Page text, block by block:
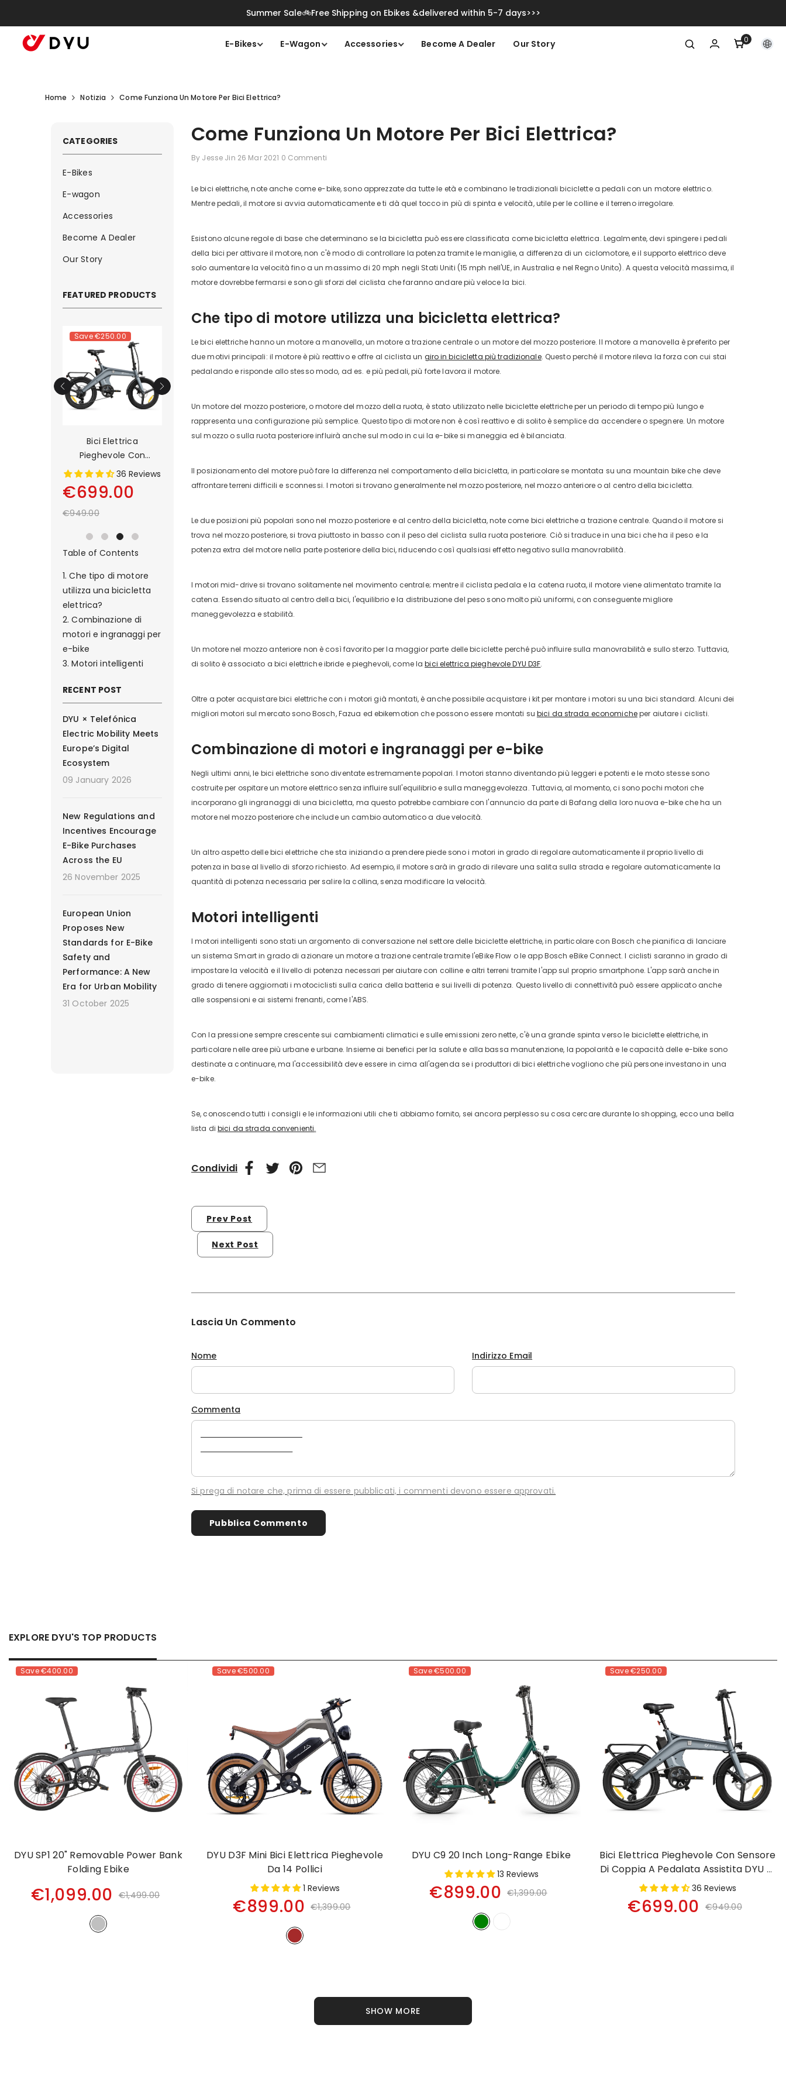
Summer Sale🚲Free Shipping on Ebikes &delivered within 5-7 days>>>
E-Bikes E-Wagon Accessories Become A Dealer Our Story 00
articoli
Home Notizia Come Funziona Un Motore Per Bici Elettrica?
CATEGORIES
E-Bikes
E-wagon
Accessories
Become A Dealer
Our Story
FEATURED PRODUCTS
Save€250.00
Bici Elettrica
Pieghevole Con
Sensore Di Coppia A
Pedalata Assistita DYU
T1 Da 20 Pollici
36 Reviews
€699.00
€949.00
DYU C9 20 Inch Long-
13 Reviews
€899.00
Table of Contents
Che tipo di motore
utilizza una bicicletta
elettrica?
Combinazione di
motori e ingranaggi per
e-bike
Motori intelligenti
RECENT POST
DYU × Telefónica
Electric Mobility Meets
Europe’s Digital
Ecosystem
09 January 2026
New Regulations and
Incentives Encourage
E-Bike Purchases
Across the EU
26 November 2025
European Union
Proposes New
Standards for E-Bike
Safety and
Performance: A New
Era for Urban Mobility
31 October 2025
Come Funziona Un Motore Per Bici Elettrica?
By Jesse Jin 26 Mar 2021 0 Commenti
Le bici elettriche, note anche come e-bike, sono apprezzate da tutte le età e combinano le tradizionali biciclette a pedali con un motore elettrico.
Mentre pedali, il motore si avvia automaticamente e ti dà quel tocco in più di spinta e velocità, utile per le colline e il terreno irregolare.
Esistono alcune regole di base che determinano se la bicicletta può essere classificata come bicicletta elettrica. Legalmente, devi spingere i pedali
della bici per attivare il motore, non c'è modo di controllare la potenza tramite le maniglie, a differenza di un ciclomotore, e il supporto elettrico deve
solo aumentare la velocità fino a un massimo di 20 mph negli Stati Uniti (15 mph nell'UE, in Australia e nel Regno Unito). A questa velocità massima, il
motore dovrebbe fermarsi e sono gli sforzi del ciclista che faranno andare più veloce la bici.
Che tipo di motore utilizza una bicicletta elettrica?
Le bici elettriche hanno un motore a manovella, un motore a trazione centrale o un motore del mozzo posteriore. Il motore a manovella è preferito per
due motivi principali: il motore è più reattivo e offre al ciclista un giro in bicicletta più tradizionale. Questo perché il motore rileva la forza con cui stai
pedalando e risponde allo stesso modo, ad es. e più pedali, più forte lavora il motore.
Un motore del mozzo posteriore, o motore del mozzo della ruota, è stato utilizzato nelle biciclette elettriche per un periodo di tempo più lungo e
rappresenta una configurazione più semplice. Questo tipo di motore non è così reattivo e di solito è semplice da accendere o spegnere. Un motore
sul mozzo o sulla ruota posteriore influirà anche sul modo in cui la e-bike si maneggia ed è bilanciata.
Il posizionamento del motore può fare la differenza nel comportamento della bicicletta, in particolare se montata su una mountain bike che deve
affrontare terreni difficili e sconnessi. I motori si trovano generalmente nel mozzo posteriore, nel mozzo anteriore o al centro della bicicletta.
Le due posizioni più popolari sono nel mozzo posteriore e al centro della bicicletta, note come bici elettriche a trazione centrale. Quando il motore si
trova nel mozzo posteriore, si trova piuttosto in basso con il peso del ciclista sulla ruota posteriore. Ciò si traduce in una bici che ha il peso e la
potenza extra del motore nella parte posteriore della bici, riducendo così qualsiasi effetto negativo sulla manovrabilità.
I motori mid-drive si trovano solitamente nel movimento centrale; mentre il ciclista pedala e la catena ruota, il motore viene alimentato tramite la
catena. Essendo situato al centro della bici, l'equilibrio e la distribuzione del peso sono molto più uniformi, con conseguente migliore
maneggevolezza e stabilità.
Un motore nel mozzo anteriore non è così favorito per la maggior parte delle biciclette perché può influire sulla manovrabilità e sullo sterzo. Tuttavia,
di solito è associato a bici elettriche ibride e pieghevoli, come labici elettrica pieghevole DYU D3F.
Oltre a poter acquistare bici elettriche con i motori già montati, è anche possibile acquistare i kit per montare i motori su una bici standard. Alcuni dei
migliori motori sul mercato sono Bosch, Fazua ed ebikemotion che possono essere montati su bici da strada economicheper aiutare i ciclisti.
Combinazione di motori e ingranaggi per e-bike
Negli ultimi anni, le bici elettriche sono diventate estremamente popolari. I motori stanno diventando più leggeri e potenti e le moto stesse sono
costruite per ospitare un motore elettrico senza influire sull'equilibrio e sulla maneggevolezza. Tuttavia, al momento, ci sono pochi motori che
incorporano gli ingranaggi di una bicicletta, ma questo potrebbe cambiare con l'annuncio da parte di Bafang della loro nuova e-bike che ha un
motore nel mozzo posteriore che include un cambio automatico a due velocità.
Un altro aspetto delle bici elettriche che sta iniziando a prendere piede sono i motori in grado di regolare automaticamente il proprio livello di
potenza in base al livello di sforzo richiesto. Ad esempio, il motore sarà in grado di rilevare una salita sulla strada e regolare automaticamente la
quantità di potenza necessaria per salire la collina, senza modificare la velocità.
Motori intelligenti
I motori intelligenti sono stati un argomento di conversazione nel settore delle biciclette elettriche, in particolare con Bosch che pianifica di lanciare
un sistema Smart in grado di azionare un motore a trazione centrale tramite l'eBike Flow o le app Bosch eBike Connect. I ciclisti saranno in grado di
impostare la velocità e il livello di potenza necessari per aiutare con colline e altri terreni tramite l'app sul proprio smartphone. L'app sarà anche in
grado di tenere aggiornati i motociclisti sulla carica della batteria e sui livelli di potenza. Questo livello di connettività può essere applicato anche
alle sospensioni e ai sistemi frenanti, come l'ABS.
Con la pressione sempre crescente sui cambiamenti climatici e sulle emissioni zero nette, c'è una grande spinta verso le biciclette elettriche, in
particolare nelle aree più urbane e urbane. Insieme ai benefici per la salute e alla bassa manutenzione, la popolarità e le capacità delle e-bike sono
destinate a continuare, ma l'accessibilità deve essere in cima all'agenda se i produttori di bici elettriche vogliono che più persone investano in una
e-bike.
Se, conoscendo tutti i consigli e le informazioni utili che ti abbiamo fornito, sei ancora perplesso su cosa cercare durante lo shopping, ecco una bella
lista dibici da strada convenienti.
Condividi
Prev Post
Next Post
Lascia Un Commento
Nome Indirizzo Email
Commenta
Si prega di notare che, prima di essere pubblicati, i commenti devono essere approvati.
EXPLORE DYU'S TOP PRODUCTS
Save€400.00
DYU SP1 20" Removable Power Bank
Folding Ebike
€1,099.00 €1,499.00
Save€500.00
DYU D3F Mini Bici Elettrica Pieghevole
Da 14 Pollici
1 Reviews
€899.00 €1,399.00
Save€500.00
DYU C9 20 Inch Long-Range Ebike
13 Reviews
€899.00 €1,399.00
Save€250.00
Bici Elettrica Pieghevole Con Sensore
Di Coppia A Pedalata Assistita DYU T1
Da 20 Pollici
36 Reviews
€699.00 €949.00
SHOW MORE